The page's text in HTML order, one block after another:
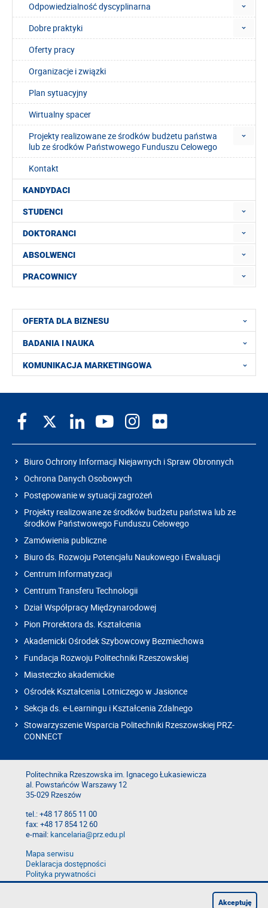
Odpowiedzialność dyscyplinarna
Dobre praktyki
Oferty pracy
Organizacje i związki
Plan sytuacyjny
Wirtualny spacer
Projekty realizowane ze środków budżetu państwa
lub ze środków Państwowego Funduszu Celowego
Kontakt
KANDYDACI
STUDENCI
DOKTORANCI
ABSOLWENCI
PRACOWNICY
OFERTA DLA BIZNESU
BADANIA I NAUKA
KOMUNIKACJA MARKETINGOWA
Biuro Ochrony Informacji Niejawnych i Spraw Obronnych
Ochrona Danych Osobowych
Postępowanie w sytuacji zagrożeń
Projekty realizowane ze środków budżetu państwa lub ze
środków Państwowego Funduszu Celowego
Zamówienia publiczne
Biuro ds. Rozwoju Potencjału Naukowego i Ewaluacji
Centrum Informatyzacji
Centrum Transferu Technologii
Dział Współpracy Międzynarodowej
Pion Prorektora ds. Kształcenia
Akademicki Ośrodek Szybowcowy Bezmiechowa
Fundacja Rozwoju Politechniki Rzeszowskiej
Miasteczko akademickie
Ośrodek Kształcenia Lotniczego w Jasionce
Sekcja ds. e-Learningu i Kształcenia Zdalnego
Stowarzyszenie Wsparcia Politechniki Rzeszowskiej PRZ-
CONNECT
Politechnika Rzeszowska im. Ignacego Łukasiewicza
al. Powstańców Warszawy 12
35-029 Rzeszów
tel.: +48 17 865 11 00
fax: +48 17 854 12 60
e-mail:kancelaria@prz.edu.pl
Mapa serwisu
Deklaracja dostępności
Polityka prywatności
Zgłoś błąd na stronie
Akceptuję